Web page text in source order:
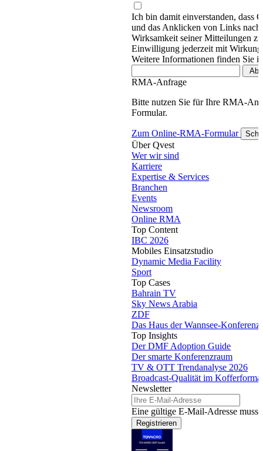
Ich bin damit einverstanden, dass
und das Anklicken von Links
Wirksamkeit seiner Mitteilungen
Einwilligung jederzeit mit
Weitere Informationen finden Sie
RMA-Anfrage
Bitte nutzen Sie für Ihre RMA-
Formular.
Zum Online-RMA-Formular
Über Qvest
Wer wir sind
Karriere
Expertise & Services
Branchen
Events
Newsroom
Online RMA
Top Content
IBC 2026
Mobiles Einsatzstudio
Dynamic Media Facility
Sport
Top Cases
Bahrain TV
Sky News Arabia
ZDF
Das Haus der Wannsee-Konferenz
Top Insights
Der DMF Adoption Guide
Der smarte Konferenzraum
TV & OTT Trendanalyse 2026
Broadcast-Qualität im Kofferformat
Newsletter
Eine gültige E-Mail-Adresse muss
Registrieren